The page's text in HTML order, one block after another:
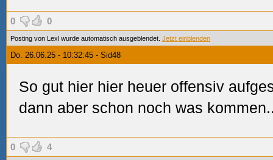
0 0
Posting von Lexl wurde automatisch ausgeblendet. Jetzt einblenden
Do. 26.06.25 - 10:32:45 - Sid48
So gut hier hier heuer offensiv
dann aber schon noch was
0 4